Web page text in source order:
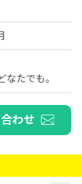
たでも。
わせ